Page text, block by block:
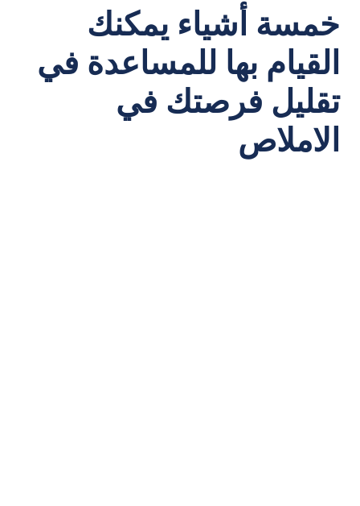
خمسة أشياء يمكنك
القيام بها للمساعدة في
تقليل فرصتك في
الاملاص